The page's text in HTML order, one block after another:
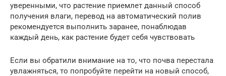
уверенными, что растение приемлет данный способ
получения влаги, перевод на автоматический полив
рекомендуется выполнить заранее, понаблюдав
каждый день, как растение будет себя чувствовать
Если вы обратили внимание на то, что почва перестала
увлажняться, то попробуйте перейти на новый способ,